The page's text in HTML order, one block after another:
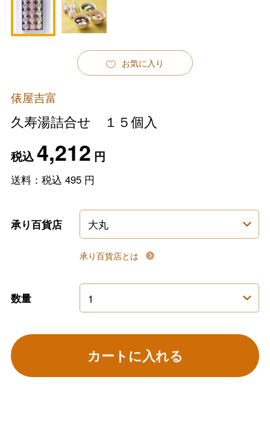
お気に入り
俵屋吉富
久寿湯詰合せ １５個入
税込4,212 円
送料：税込 495円
承り百貨店
承り百貨店とは
数量
カートに入れる